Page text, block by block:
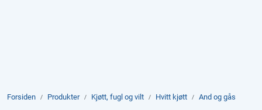
Forsiden Produkter Kjøtt, fugl og vilt Hvitt kjøtt And og gås